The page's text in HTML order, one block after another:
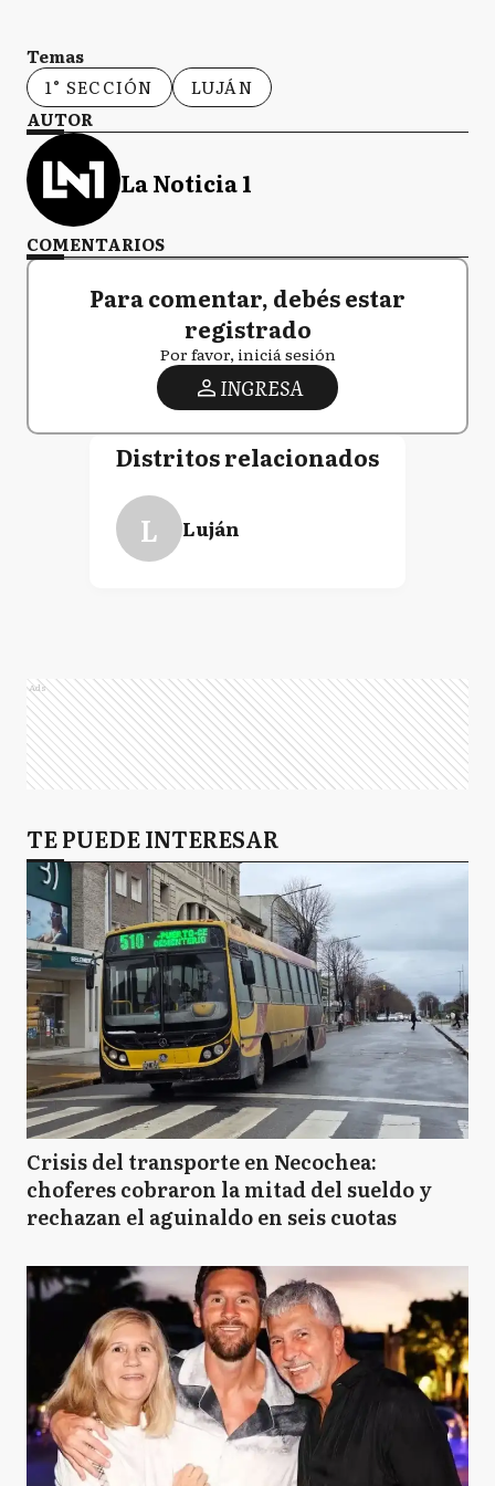
Temas
1° SECCIÓN
LUJÁN
AUTOR
La Noticia 1
COMENTARIOS
Para comentar, debés estar
registrado
Por favor, iniciá sesión
INGRESA
Distritos relacionados
L Luján
Ads
TE PUEDE INTERESAR
Crisis del transporte en Necochea:
choferes cobraron la mitad del sueldo y
rechazan el aguinaldo en seis cuotas